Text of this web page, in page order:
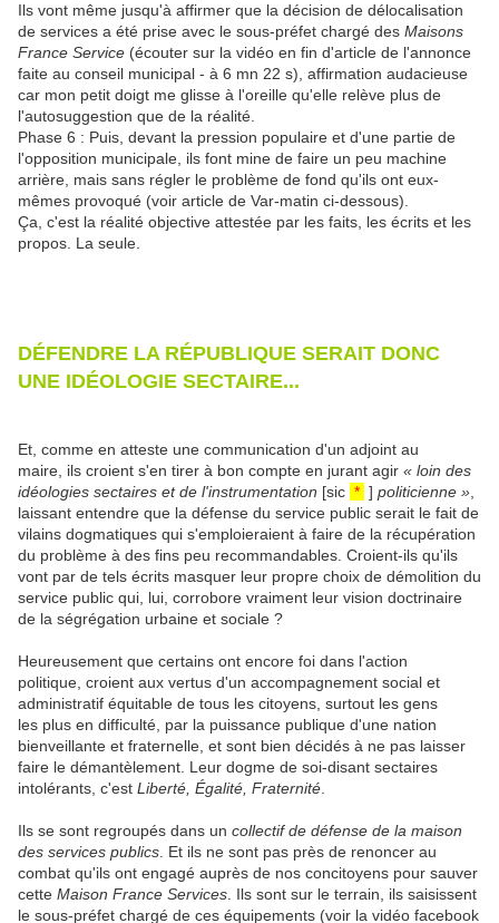
Ils vont même jusqu'à affirmer que la décision de délocalisation
de services a été prise avec le sous-préfet chargé des Maisons
France Service (écouter sur la vidéo en fin d'article de l'annonce
faite au conseil municipal - à 6 mn 22 s), affirmation audacieuse
car mon petit doigt me glisse à l'oreille qu'elle relève plus de
l'autosuggestion que de la réalité.
Phase 6 : Puis, devant la pression populaire et d'une partie de
l'opposition municipale, ils font mine de faire un peu machine
arrière, mais sans régler le problème de fond qu'ils ont eux-
mêmes provoqué (voir article de Var-matin ci-dessous).
Ça, c'est la réalité objective attestée par les faits, les écrits et les
propos. La seule.
DÉFENDRE LA RÉPUBLIQUE SERAIT DONC
UNE IDÉOLOGIE SECTAIRE...
Et, comme en atteste une communication d'un adjoint au
maire, ils croient s'en tirer à bon compte en jurant agir « loin des
idéologies sectaires et de l'instrumentation [sic * ] politicienne »
laissant entendre que la défense du service public serait le fait de
vilains dogmatiques qui s'emploieraient à faire de la récupération
du problème à des fins peu recommandables. Croient-ils qu'ils
vont par de tels écrits masquer leur propre choix de démolition du
service public qui, lui, corrobore vraiment leur vision doctrinaire
de la ségrégation urbaine et sociale ?
Heureusement que certains ont encore foi dans l'action
politique, croient aux vertus d'un accompagnement social et
administratif équitable de tous les citoyens, surtout les gens
les plus en difficulté, par la puissance publique d'une nation
bienveillante et fraternelle, et sont bien décidés à ne pas laisser
faire le démantèlement. Leur dogme de soi-disant sectaires
intolérants, c'est Liberté, Égalité, Fraternité
Ils se sont regroupés dans un collectif de défense de la maison
des services publics . Et ils ne sont pas près de renoncer au
combat qu'ils ont engagé auprès de nos concitoyens pour sauver
cette Maison France Services . Ils sont sur le terrain, ils saisissent
le sous-préfet chargé de ces équipements (voir la vidéo facebook